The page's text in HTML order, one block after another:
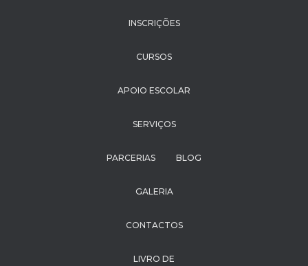
INSCRIÇÕES
CURSOS
APOIO ESCOLAR
SERVIÇOS
PARCERIAS BLOG
GALERIA
CONTACTOS
LIVRO DE